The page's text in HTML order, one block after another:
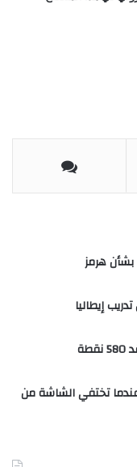
هرمز
إيطاليا
تختفي الشاشة من